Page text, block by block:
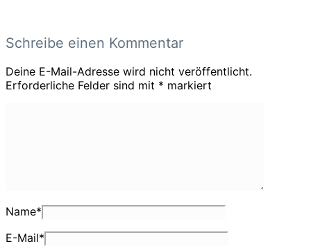
Schreibe einen Kommentar
Deine E-Mail-Adresse wird nicht veröffentlicht.
Erforderliche Felder sind mit * markiert
Name*
E-Mail*